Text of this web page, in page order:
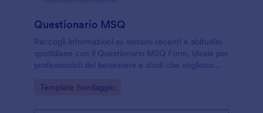
Questionario MSQ
Raccogli informazioni su sintomi recenti e abitudini
quotidiane con il Questionario MSQ Form, ideale per
professionisti del benessere e studi che vogliono
Go to Category:
Template Sondaggio